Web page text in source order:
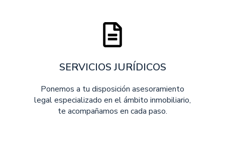
SERVICIOS JURÍDICOS
Ponemos a tu disposición asesoramiento
legal especializado en el ámbito inmobiliario,
te acompañamos en cada paso.